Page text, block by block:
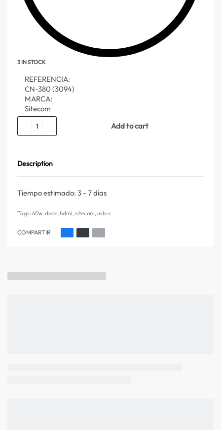
3 IN STOCK
REFERENCIA:
CN-380 (3094)
MARCA:
Sitecom
Add to cart
Description
Tiempo estimado: 3 - 7 días
Tags: 60w,dock,hdmi,sitecom,usb-c
COMPARTIR